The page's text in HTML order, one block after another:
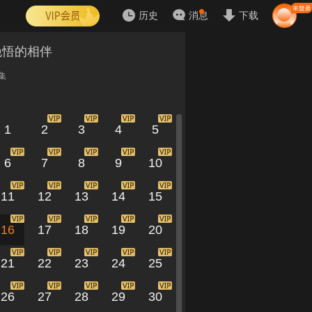
历史 消息 下载
的相伴
1 2 3 4 5
6 7 8 9 10
11 12 13 14 15
16 17 18 19 20
21 22 23 24 25
26 27 28 29 30